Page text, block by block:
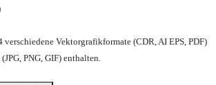
Vektorgrafikformate (CDR, AI EPS, PDF)
PNG, GIF) enthalten.